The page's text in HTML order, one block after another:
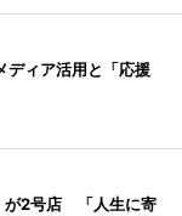
ィア活用と「応援
が2号店 「人生に寄